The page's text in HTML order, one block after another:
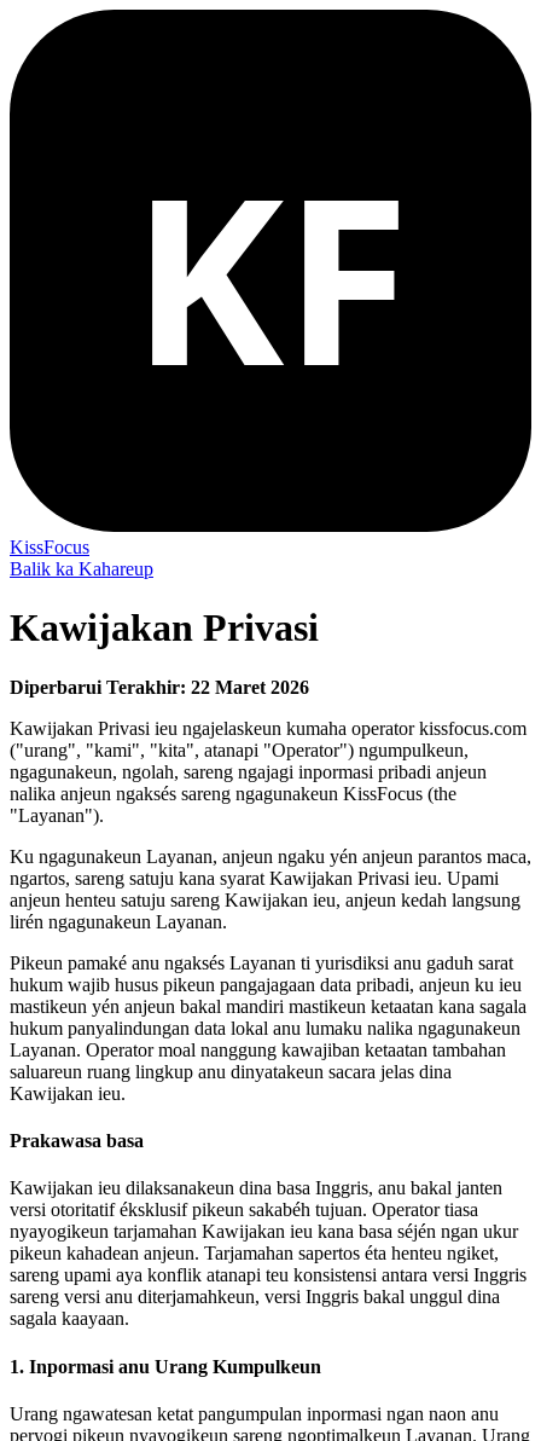
KissFocus
Balik ka Kahareup
Kawijakan Privasi
Diperbarui Terakhir: 22 Maret 2026
Kawijakan Privasi ieu ngajelaskeun kumaha operator kissfocus.com
("urang", "kami", "kita", atanapi "Operator") ngumpulkeun,
ngagunakeun, ngolah, sareng ngajagi inpormasi pribadi anjeun
nalika anjeun ngaksés sareng ngagunakeun KissFocus (the
"Layanan").
Ku ngagunakeun Layanan, anjeun ngaku yén anjeun parantos maca,
ngartos, sareng satuju kana syarat Kawijakan Privasi ieu. Upami
anjeun henteu satuju sareng Kawijakan ieu, anjeun kedah langsung
lirén ngagunakeun Layanan.
Pikeun pamaké anu ngaksés Layanan ti yurisdiksi anu gaduh sarat
hukum wajib husus pikeun pangajagaan data pribadi, anjeun ku ieu
mastikeun yén anjeun bakal mandiri mastikeun ketaatan kana sagala
hukum panyalindungan data lokal anu lumaku nalika ngagunakeun
Layanan. Operator moal nanggung kawajiban ketaatan tambahan
saluareun ruang lingkup anu dinyatakeun sacara jelas dina
Kawijakan ieu.
Prakawasa basa
Kawijakan ieu dilaksanakeun dina basa Inggris, anu bakal janten
versi otoritatif éksklusif pikeun sakabéh tujuan. Operator tiasa
nyayogikeun tarjamahan Kawijakan ieu kana basa séjén ngan ukur
pikeun kahadean anjeun. Tarjamahan sapertos éta henteu ngiket,
sareng upami aya konflik atanapi teu konsistensi antara versi Inggris
sareng versi anu diterjamahkeun, versi Inggris bakal unggul dina
sagala kaayaan.
1. Inpormasi anu Urang Kumpulkeun
Urang ngawatesan ketat pangumpulan inpormasi ngan naon anu
peryogi pikeun nyayogikeun sareng ngoptimalkeun Layanan. Urang